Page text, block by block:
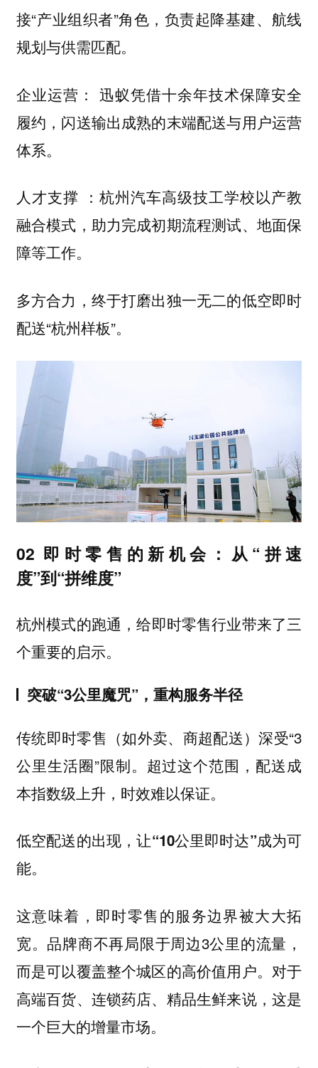
接“产业组织者”角色，负责起降基建、航线
规划与供需匹配。
企业运营 ： 迅蚁凭借十余年技术保障安全
履约，闪送输出成熟的末端配送与用户运营
体系。
人才支撑 ：杭州汽车高级技工学校以产教
融合模式，助力完成初期流程测试、地面保
障等工作。
多方合力，终于打磨出独一无二的低空即时
配送“杭州样板”。
02 即时零售的新机会：从“拼速
度”到“拼维度”
杭州模式的跑通，给即时零售行业带来了三
个重要的启示。
突破“3公里魔咒”，重构服务半径
传统即时零售（如外卖、商超配送）深受“3
公里生活圈”限制。超过这个范围，配送成
本指数级上升，时效难以保证。
低空配送的出现，让“10公里即时达”成为可
能。
这意味着， 即时零售的服务边界被大大拓
宽。品牌商不再局限于周边3公里的流量，
而是可以覆盖整个城区的高价值用户。对于
高端百货、连锁药店、精品生鲜来说，这是
一个巨大的增量市场。